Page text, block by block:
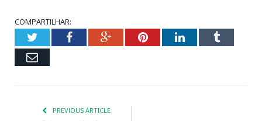
COMPARTILHAR:
TwitterFacebookGoogle+PinterestLinkedInTumblr
Email
PREVIOUS ARTICLE